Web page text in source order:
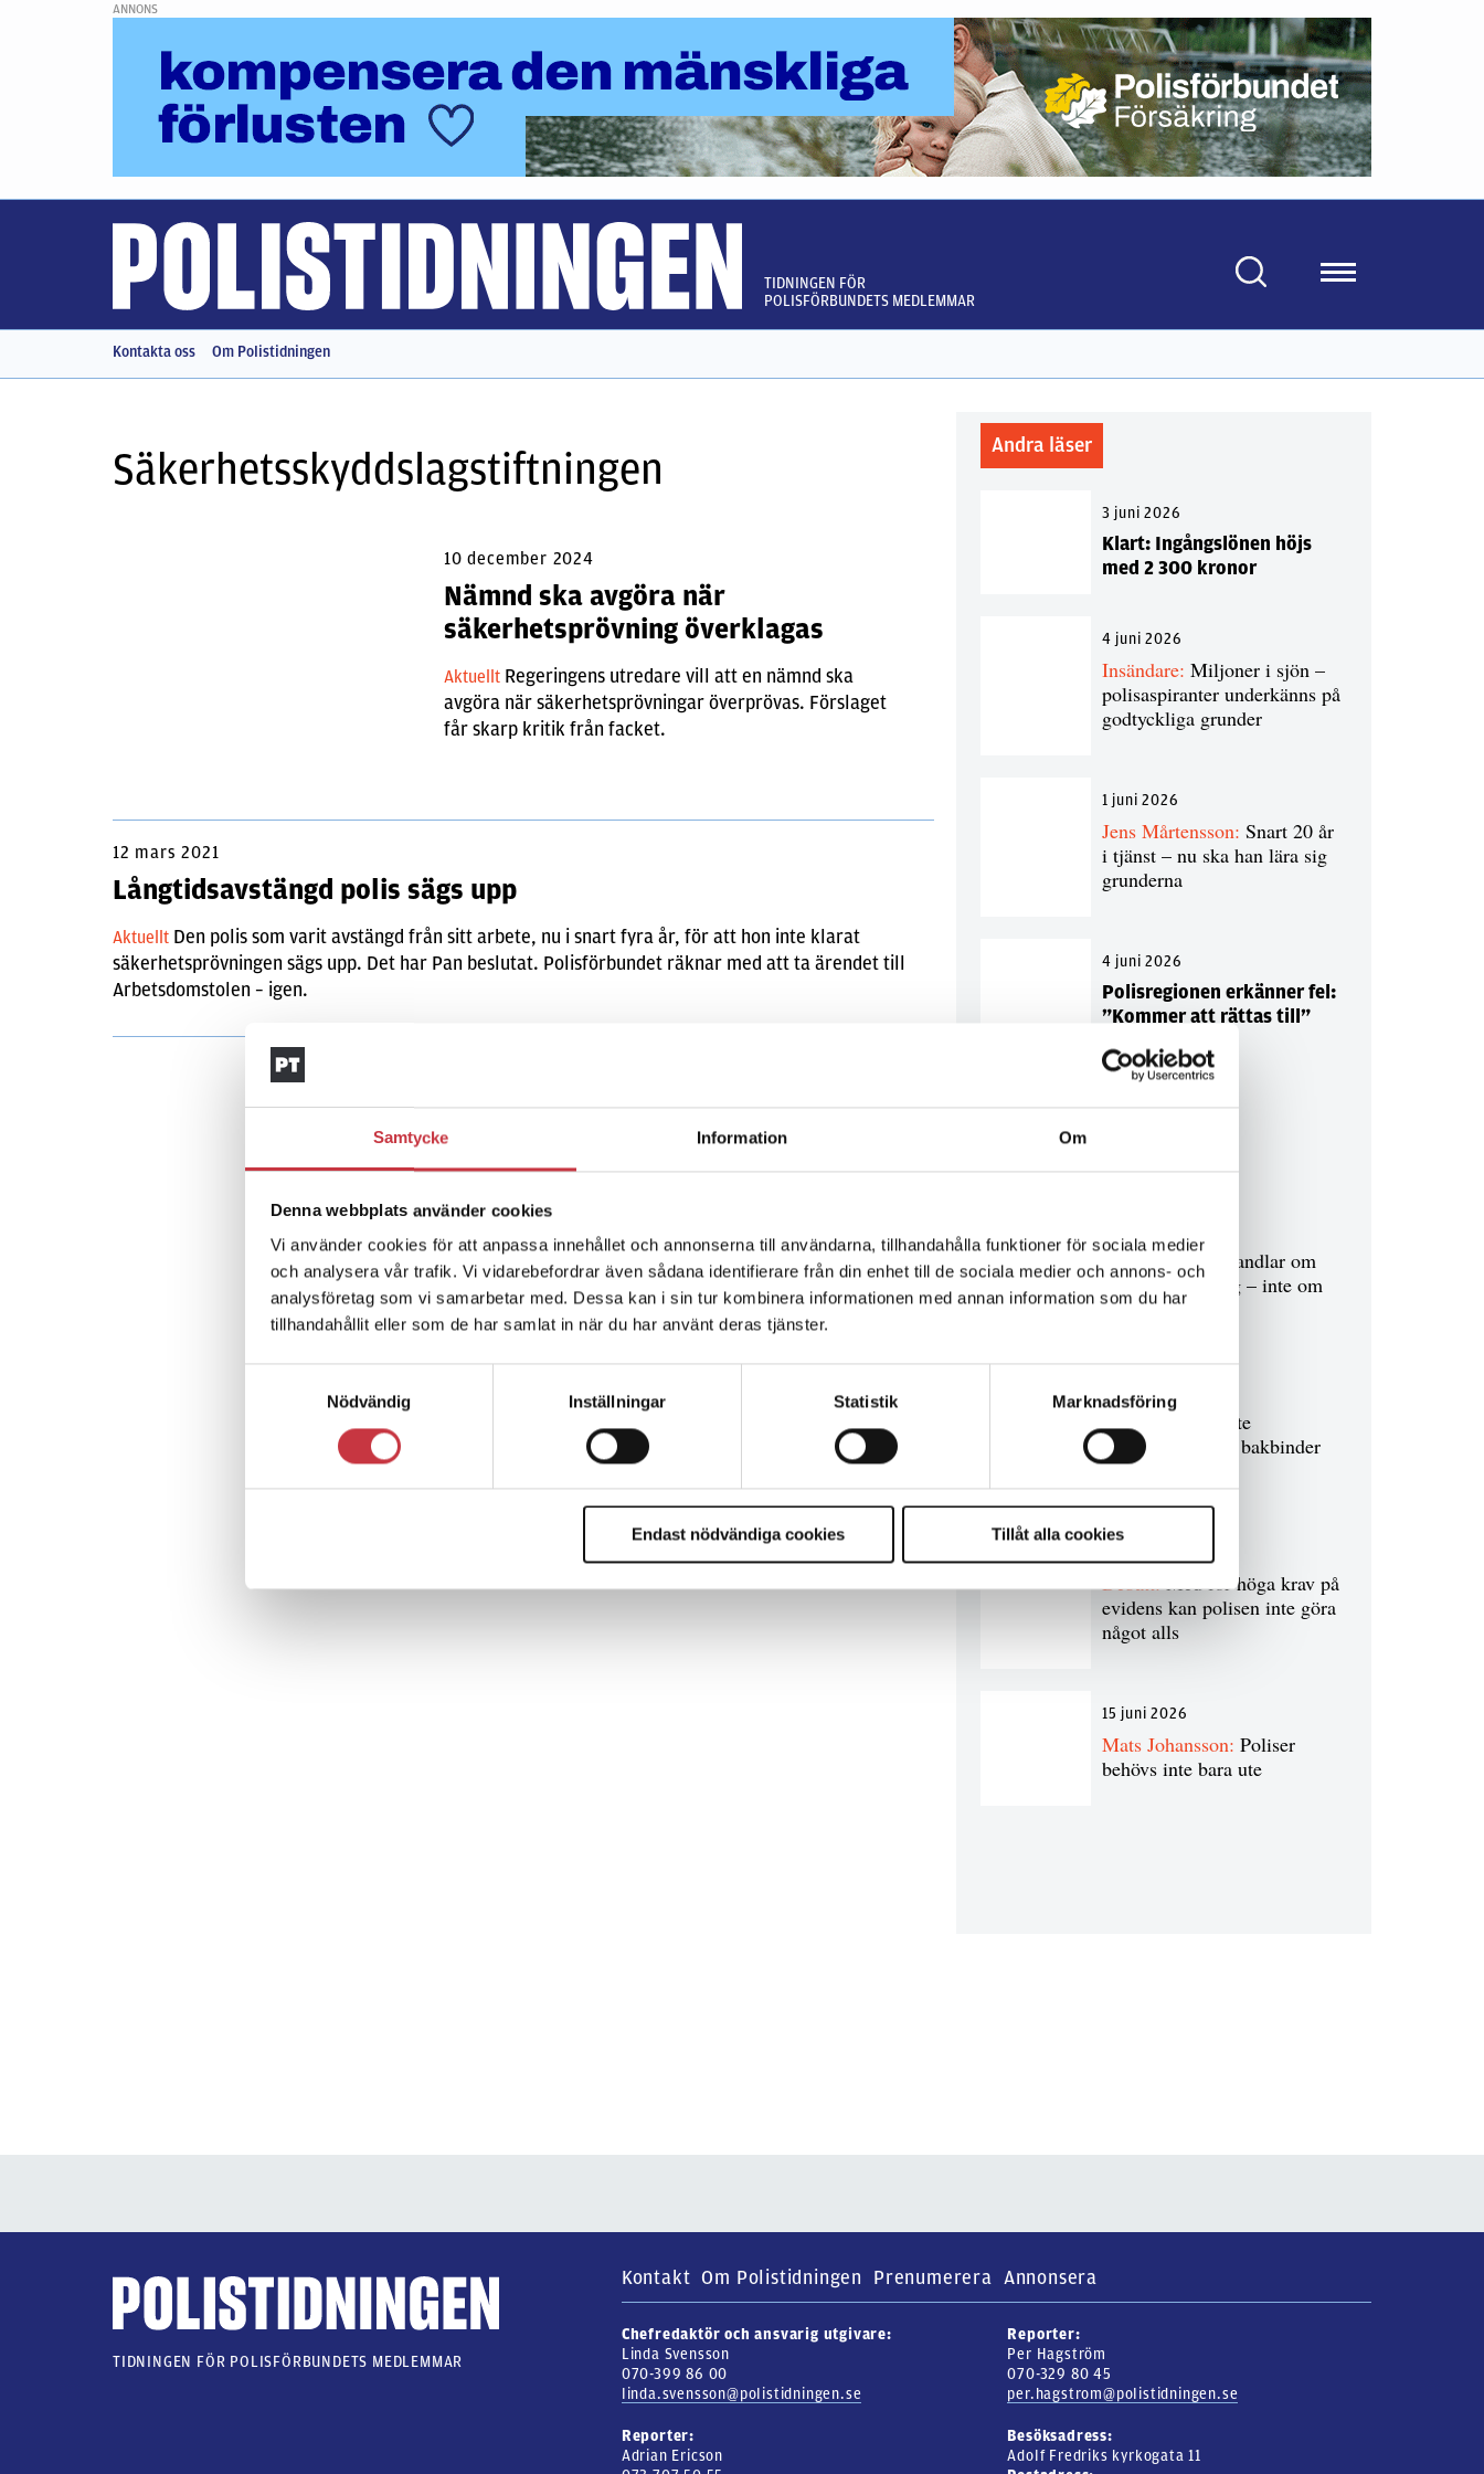
Samtycke Information Om
Denna webbplats använder cookies
Vi använder cookies för att anpassa innehållet och annonserna till användarna, tillhandahålla funktioner för sociala medier
och analysera vår trafik. Vi vidarebefordrar även sådana identifierare från din enhet till de sociala medier och annons- och
analysföretag som vi samarbetar med. Dessa kan i sin tur kombinera informationen med annan information som du har
tillhandahållit eller som de har samlat in när du har använt deras tjänster.
Nödvändig
Inställningar Statistik Marknadsföring
Endast nödvändiga cookies Tillåt alla cookies
ANNONS
TIDNINGEN FÖR
POLISFÖRBUNDETS MEDLEMMAR
Kontakta oss Om Polistidningen
Säkerhetsskyddslagstiftningen
10 december 2024
Nämnd ska avgöra när
säkerhetsprövning överklagas
Aktuellt Regeringens utredare vill att en nämnd ska
avgöra när säkerhetsprövningar överprövas. Förslaget
får skarp kritik från facket.
12 mars 2021
Långtidsavstängd polis sägs upp
Aktuellt Den polis som varit avstängd från sitt arbete, nu i snart fyra år, för att hon inte klarat
säkerhetsprövningen sägs upp. Det har Pan beslutat. Polisförbundet räknar med att ta ärendet till
Arbetsdomstolen – igen.
Andra läser
3 juni 2026
Klart: Ingångslönen höjs
med 2 300 kronor
4 juni 2026
Insändare: Miljoner i sjön –
polisaspiranter underkänns på
godtyckliga grunder
1 juni 2026
Jens Mårtensson: Snart 20 år
i tjänst – nu ska han lära sig
grunderna
4 juni 2026
Polisregionen erkänner fel:
”Kommer att rättas till”
Slutreplik:Det handlar om
kunskapsstyrning – inte om
forskarnas motiv
8 juli 2026
Replik:
Det är inte
evidenskrav som bakbinder
polisen
Debatt:Med för höga krav på
evidens kan polisen inte göra
något alls
15 juni 2026
Mats Johansson: Poliser
behövs inte bara ute
Kontakt Om Polistidningen Prenumerera Annonsera
Chefredaktör och ansvarig utgivare:
Linda Svensson
070-399 86 00
linda.svensson@polistidningen.se
Reporter:
Per Hagström
070-329 80 45
per.hagstrom@polistidningen.se
Reporter:
Adrian Ericson
Besöksadress:
Adolf Fredriks kyrkogata 11
TIDNINGEN FÖR POLISFÖRBUNDETS MEDLEMMAR